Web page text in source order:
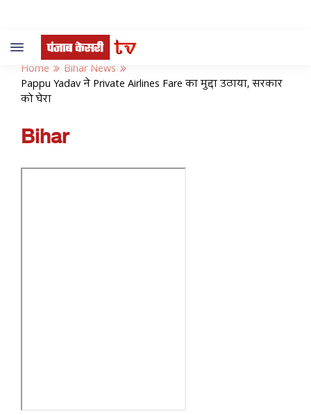
Toggle
navigation
Home
Bihar News
Pappu Yadav ने Private Airlines Fare का मुद्दा उठाया, सरकार
को घेरा
Bihar